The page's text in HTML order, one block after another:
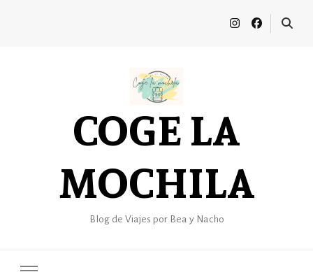
COGE LA
MOCHILA
Blog de Viajes por Bea y Nacho